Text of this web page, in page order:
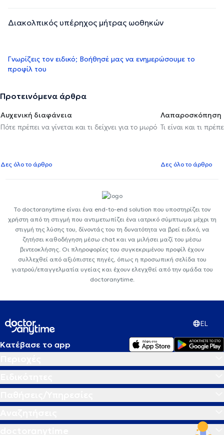
Διακολπικός υπέρηχος μήτρας ωοθηκών
Γνωρίζεις τον ειδικό; Βοήθησέ μας να ενημερώσουμε το
προφίλ του
Προτεινόμενα άρθρα
Αυχενική διαφάνεια
Πότε πρέπει να γίνεται και τι δείχνει για το μωρό
Δες όλο το άρθρο
Λαπαροσκόπηση
Τι είναι και τι
Δες όλο το άρθρο
Το doctoranytime είναι ένα end-to-end solution που υποστηρίζει τον
χρήστη από τη στιγμή που αντιμετωπίζει ένα ιατρικό σύμπτωμα μέχρι τη
στιγμή της λύσης του, δίνοντάς του τη δυνατότητα να βρεί ειδικό, να
ζητήσει καθοδήγηση μέσω chat και να μιλήσει μαζί του μέσω
βιντεοκλήσης. Οι πληροφορίες του συγκεκριμένου προφίλ έχουν
συλλεχθεί από αξιόπιστες πηγές, όπως η προσωπική σελίδα του
γιατρού/επαγγελματία υγείας και έχουν ελεγχθεί από την ομάδα του
doctoranytime.
EL
Κατέβασε το app